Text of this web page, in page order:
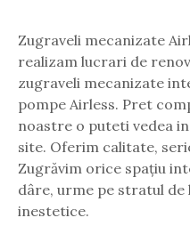
Zugraveli mecanizate
realizam lucrari de
zugraveli mecanizate
pompe Airless. Pret
noastre o puteti vedea
site. Oferim calitate,
Zugrăvim orice spațiu
dâre, urme pe stratul de
inestetice.